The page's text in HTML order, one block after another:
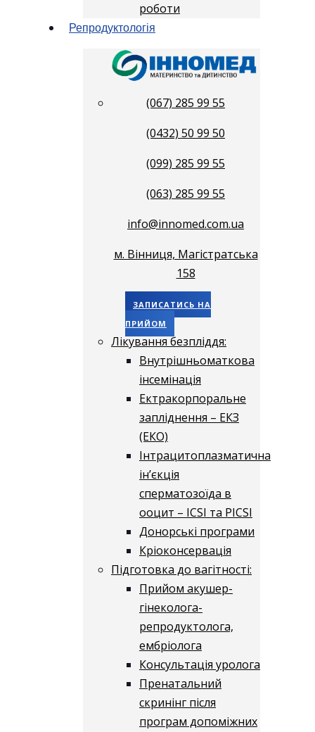
роботи
Репродуктологія
(067) 285 99 55
(0432) 50 99 50
(099) 285 99 55
(063) 285 99 55
info@innomed.com.ua
м. Вінниця, Магістратська
158
ЗАПИСАТИСЬ НА
ПРИЙОМ
Лікування безпліддя:
Внутрішньоматкова
інсемінація
Ектракорпоральне
запліднення – ЕКЗ
(ЕКО)
Інтрацитоплазматична
ін’єкція
сперматозоїда в
ооцит – ICSI та PICSI
Донорські програми
Кріоконсервація
Підготовка до вагітності:
Прийом акушер-
гінеколога-
репродуктолога,
ембріолога
Консультація уролога
Пренатальний
скринінг після
програм допоміжних